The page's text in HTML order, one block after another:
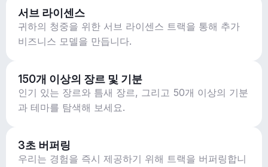
서브 라이센스
귀하의 청중을 위한 서브 라이센스 트랙을 통해 추가
비즈니스 모델을 만듭니다.
150개 이상의 장르 및 기분
인기 있는 장르와 틈새 장르, 그리고 50개 이상의 기분
과 테마를 탐색해 보세요.
3초 버퍼링
우리는 경험을 즉시 제공하기 위해 트랙을 버퍼링합니